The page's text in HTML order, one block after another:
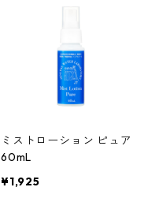
ミストローション ピュア
60mL
¥1,925